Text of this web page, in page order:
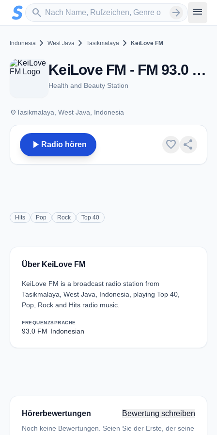
Zum Hauptinhalt springen
search
Sender suchen arrow_forward menu
Indonesia chevron_right West Java chevron_right Tasikmalaya chevron_right KeiLove FM
KeiLove FM - FM 93.0 - Tasikmalaya
Health and Beauty Station
placeTasikmalaya, West Java, Indonesia
play_arrow Radio hören favorite share
Hits Pop Rock Top 40
Über KeiLove FM
KeiLove FM is a broadcast radio station from
Tasikmalaya, West Java, Indonesia, playing Top 40,
Pop, Rock and Hits radio music.
FREQUENZ
93.0 FM
SPRACHE
Indonesian
Hörerbewertungen Bewertung schreiben
Noch keine Bewertungen. Seien Sie der Erste, der seine